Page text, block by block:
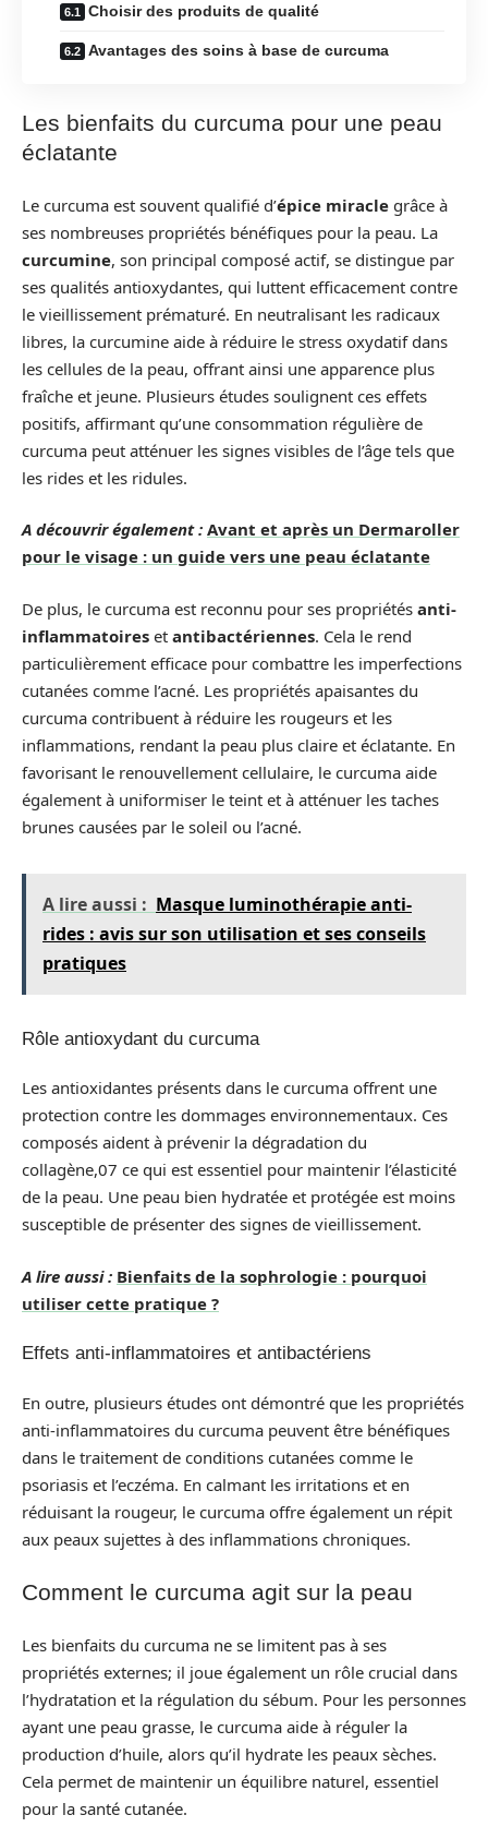
Choisir des produits de qualité
Avantages des soins à base de curcuma
Les bienfaits du curcuma pour une peau
éclatante
Le curcuma est souvent qualifié d’épice miracle grâce à
ses nombreuses propriétés bénéfiques pour la peau. La
curcumine, son principal composé actif, se distingue par
ses qualités antioxydantes, qui luttent efficacement contre
le vieillissement prématuré. En neutralisant les radicaux
libres, la curcumine aide à réduire le stress oxydatif dans
les cellules de la peau, offrant ainsi une apparence plus
fraîche et jeune. Plusieurs études soulignent ces effets
positifs, affirmant qu’une consommation régulière de
curcuma peut atténuer les signes visibles de l’âge tels que
les rides et les ridules.
A découvrir également : Avant et après un Dermaroller
pour le visage : un guide vers une peau éclatante
De plus, le curcuma est reconnu pour ses propriétés anti-
inflammatoires et antibactériennes. Cela le rend
particulièrement efficace pour combattre les imperfections
cutanées comme l’acné. Les propriétés apaisantes du
curcuma contribuent à réduire les rougeurs et les
inflammations, rendant la peau plus claire et éclatante. En
favorisant le renouvellement cellulaire, le curcuma aide
également à uniformiser le teint et à atténuer les taches
brunes causées par le soleil ou l’acné.
A lire aussi : Masque luminothérapie anti-
rides : avis sur son utilisation et ses conseils
pratiques
Rôle antioxydant du curcuma
Les antioxidantes présents dans le curcuma offrent une
protection contre les dommages environnementaux. Ces
composés aident à prévenir la dégradation du
collagène,07 ce qui est essentiel pour maintenir l’élasticité
de la peau. Une peau bien hydratée et protégée est moins
susceptible de présenter des signes de vieillissement.
A lire aussi : Bienfaits de la sophrologie : pourquoi
utiliser cette pratique ?
Effets anti-inflammatoires et antibactériens
En outre, plusieurs études ont démontré que les propriétés
anti-inflammatoires du curcuma peuvent être bénéfiques
dans le traitement de conditions cutanées comme le
psoriasis et l’eczéma. En calmant les irritations et en
réduisant la rougeur, le curcuma offre également un répit
aux peaux sujettes à des inflammations chroniques.
Comment le curcuma agit sur la peau
Les bienfaits du curcuma ne se limitent pas à ses
propriétés externes; il joue également un rôle crucial dans
l’hydratation et la régulation du sébum. Pour les personnes
ayant une peau grasse, le curcuma aide à réguler la
production d’huile, alors qu’il hydrate les peaux sèches.
Cela permet de maintenir un équilibre naturel, essentiel
pour la santé cutanée.